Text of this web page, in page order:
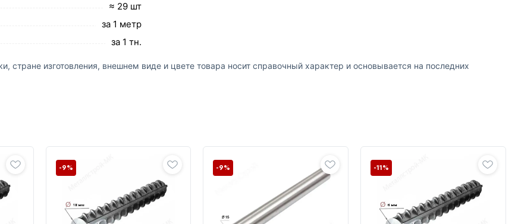
≈ 29 шт
за 1 метр
за 1 тн.
стране изготовления, внешнем виде и цвете товара носит справочный характер и основывается на последних
-9% -9% -11%